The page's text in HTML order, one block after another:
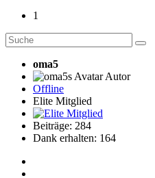
1
oma5
Autor
Offline
Elite Mitglied
Beiträge: 284
Dank erhalten: 164